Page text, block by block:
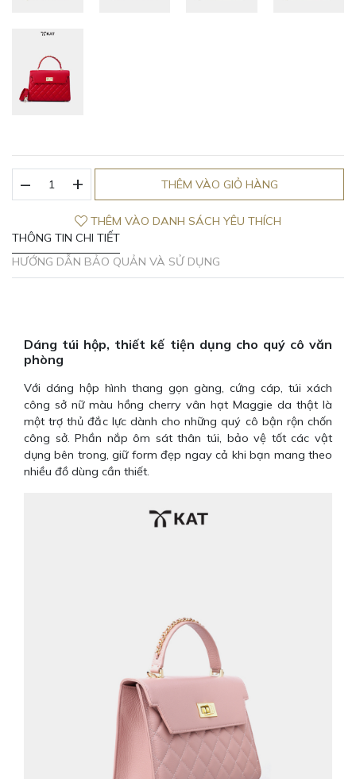
nữ
màu
hồng
Maggie
da
lượng
+
_ THÊM VÀO GIỎ HÀNG
THÊM VÀO DANH SÁCH YÊU THÍCH
THÔNG TIN CHI TIẾT
HƯỚNG DẪN BẢO QUẢN VÀ SỬ DỤNG
Dáng túi hộp, thiết kế tiện dụng cho quý cô văn
phòng
Với dáng hộp hình thang gọn gàng, cứng cáp, túi xách
công sở nữ màu hồng cherry vân hạt Maggie da thật là
một trợ thủ đắc lực dành cho những quý cô bận rộn chốn
công sở. Phần nắp ôm sát thân túi, bảo vệ tốt các vật
dụng bên trong, giữ form đẹp ngay cả khi bạn mang theo
nhiều đồ dùng cần thiết.